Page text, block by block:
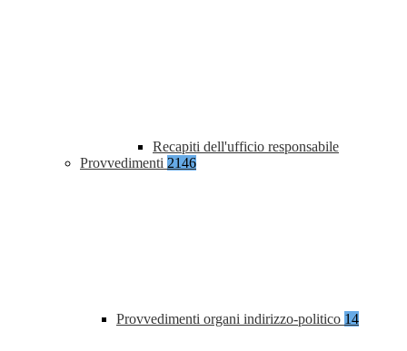
Recapiti dell'ufficio responsabile
Provvedimenti 2146
Provvedimenti organi indirizzo-politico 14